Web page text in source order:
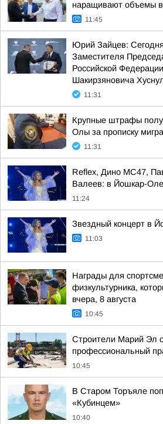
наращивают объемы
11:45
Юрий Зайцев:
Заместителя
Российской
Шакирзяновича
11:31
Крупные штрафы
Олы за прописку
11:31
Reflex, Дино МС47,
Валеев: в Йошкар-
11:24
Звездный концерт в
11:03
Награды для
физкультурника,
вчера, 8 августа
10:45
Строители Марий Эл
профессиональный
10:45
В Старом Торъяле
«Кубинцем»
10:40